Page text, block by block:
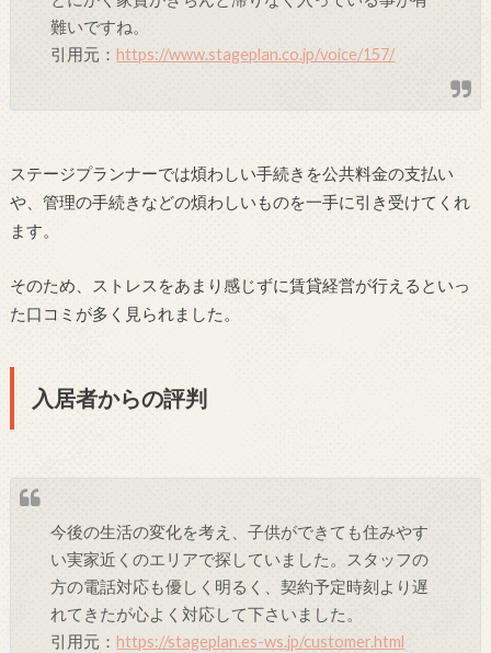
難いですね。
引用元：https://www.stageplan.co.jp/voice/157/
ステージプランナーでは煩わしい手続きを公共料金の支払い
や、管理の手続きなどの煩わしいものを一手に引き受けてくれ
ます。
そのため、ストレスをあまり感じずに賃貸経営が行えるといっ
た口コミが多く見られました。
入居者からの評判
今後の生活の変化を考え、子供ができても住みやす
い実家近くのエリアで探していました。スタッフの
方の電話対応も優しく明るく、契約予定時刻より遅
れてきたが心よく対応して下さいました。
引用元： https://stageplan.es-ws.jp/customer.html